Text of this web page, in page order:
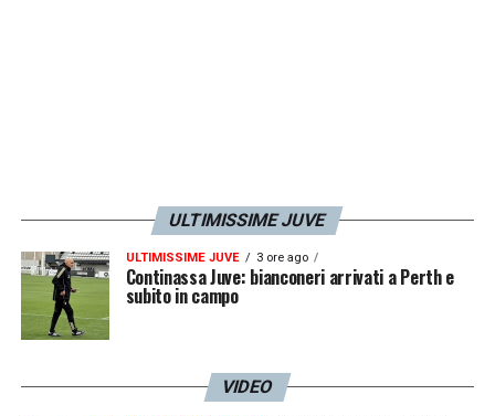
ULTIMISSIME JUVE
ULTIMISSIME JUVE 3 ore ago
Continassa Juve: bianconeri arrivati a Perth e
subito in campo
VIDEO